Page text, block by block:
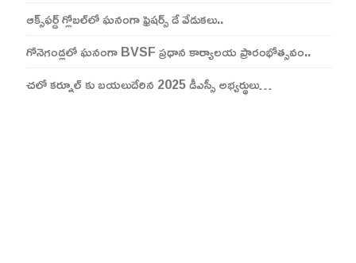
ఆక్స్‌ఫర్డ్ గ్లోబల్‌లో ఘనంగా ఫ్రెషర్స్ డే వేడుకలు..
గోనెగండ్లలో ఘనంగా BVSF ప్రధాన కార్యాలయ ప్రారంభోత్సవం..
చలో కర్నూల్ కు బయలుదేరిన 2025 డీఎస్సీ అభ్యర్థులు…